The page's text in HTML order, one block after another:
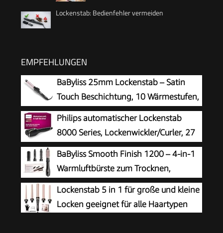
Lockenstab: Bedienfehler vermeiden
EMPFEHLUNGEN
BaByliss 25mm Lockenstab – Satin
Touch Beschichtung, 10 Wärmestufen,
professionelles Styling-Tool mit
integriertem Standfuß, Schwarz & Pink, C325E
Philips automatischer Lockenstab
8000 Series, Lockenwickler/Curler, 27
verschiedene Stylingoptionen,
Schwarz, Modell BHB876/00
BaByliss Smooth Finish 1200 – 4‑in‑1
Warmluftbürste zum Trocknen,
Formen, Glätten & Volumenstyling,
Ionen‑ & Keramiktechnologie, 4 Aufsätze,
1200W, Schwarz/Pink, AS122E
Lockenstab 5 in 1 für große und kleine
Locken geeignet für alle Haartypen